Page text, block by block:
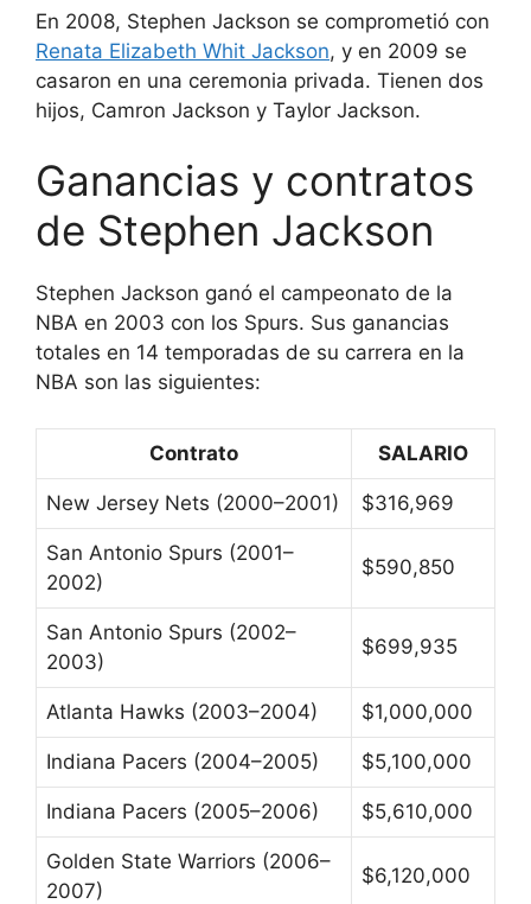
En 2008, Stephen Jackson se comprometió con
Renata Elizabeth Whit Jackson, y en 2009 se
casaron en una ceremonia privada. Tienen dos
hijos, Camron Jackson y Taylor Jackson.
Ganancias y contratos
de Stephen Jackson
Stephen Jackson ganó el campeonato de la
NBA en 2003 con los Spurs. Sus ganancias
totales en 14 temporadas de su carrera en la
NBA son las siguientes:
Contrato SALARIO
New Jersey Nets (2000–2001) $316,969
San Antonio Spurs (2001–
2002)
$590,850
San Antonio Spurs (2002–
2003)
$699,935
Atlanta Hawks (2003–2004) $1,000,000
Indiana Pacers (2004–2005) $5,100,000
Indiana Pacers (2005–2006) $5,610,000
Golden State Warriors (2006–
2007)
$6,120,000